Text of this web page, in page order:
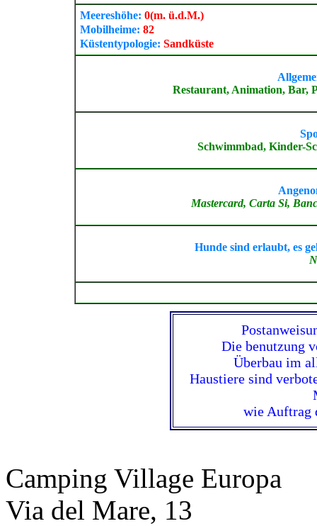
Meereshöhe: 0(m. ü.d.M.)
Mobilheime: 82
Küstentypologie: Sandküste
Restaurant, Animation, Bar,
Schwimmbad, Kinder-
Mastercard, Carta Si,
Hunde sind erlaubt, es
Die benutzung
Überbau im
Haustiere sind
wie Auftrag
Camping Village Europa
Via del Mare, 13